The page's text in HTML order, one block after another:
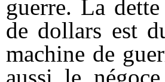
guerre. La
de dollars est
machine de